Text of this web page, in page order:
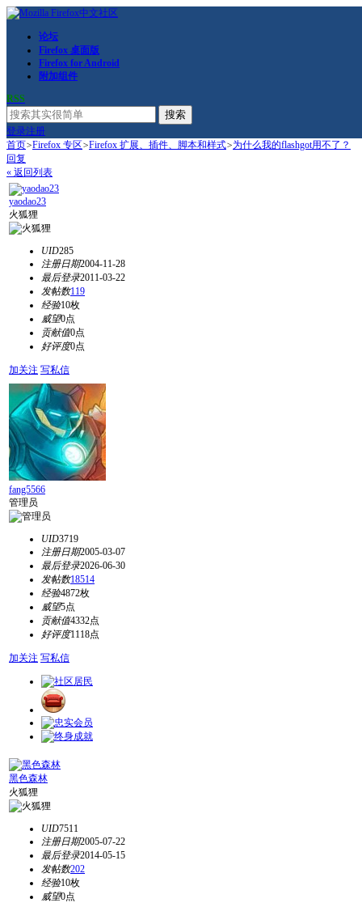
论坛
Firefox 桌面版
Firefox for Android
附加组件
RSS
搜索
登录注册
首页>Firefox 专区>Firefox 扩展、插件、脚本和样式>为什么我的flashgot用不了？
回复
« 返回列表
yaodao23
火狐狸
UID285
注册日期2004-11-28
最后登录2011-03-22
发帖数119
经验10枚
威望0点
贡献值0点
好评度0点
加关注 写私信
fang5566
管理员
UID3719
注册日期2005-03-07
最后登录2026-06-30
发帖数18514
经验4872枚
威望5点
贡献值4332点
好评度1118点
加关注 写私信
黑色森林
火狐狸
UID7511
注册日期2005-07-22
最后登录2014-05-15
发帖数202
经验10枚
威望0点